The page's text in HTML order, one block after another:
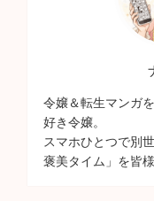
令嬢＆転生マンガ
好き令嬢。
スマホひとつで別
褒美タイム」を皆様